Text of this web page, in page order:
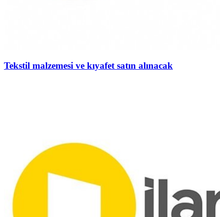
Tekstil malzemesi ve kıyafet satın alınacak